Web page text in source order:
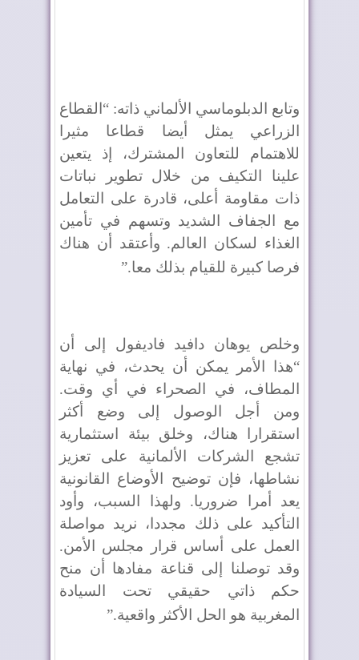
وتابع الدبلوماسي الألماني ذاته: “القطاع
الزراعي يمثل أيضا قطاعا مثيرا
للاهتمام للتعاون المشترك، إذ يتعين
علينا التكيف من خلال تطوير نباتات
ذات مقاومة أعلى، قادرة على التعامل
مع الجفاف الشديد وتسهم في تأمين
الغذاء لسكان العالم. وأعتقد أن هناك
فرصا كبيرة للقيام بذلك معا”.
وخلص يوهان دافيد فاديفول إلى أن
“هذا الأمر يمكن أن يحدث، في نهاية
المطاف، في الصحراء في أي وقت.
ومن أجل الوصول إلى وضع أكثر
استقرارا هناك، وخلق بيئة استثمارية
تشجع الشركات الألمانية على تعزيز
نشاطها، فإن توضيح الأوضاع القانونية
يعد أمرا ضروريا. ولهذا السبب، وأود
التأكيد على ذلك مجددا، نريد مواصلة
العمل على أساس قرار مجلس الأمن.
وقد توصلنا إلى قناعة مفادها أن منح
حكم ذاتي حقيقي تحت السيادة
المغربية هو الحل الأكثر واقعية”.